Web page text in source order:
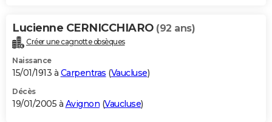
Lucienne CERNICCHIARO (92 ans)
Créer une cagnotte obsèques
Naissance
15/01/1913 à Carpentras (Vaucluse)
Décès
19/01/2005 à Avignon (Vaucluse)